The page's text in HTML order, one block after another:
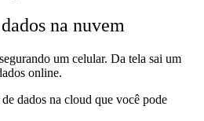
na nuvem
dados na cloud que você pode